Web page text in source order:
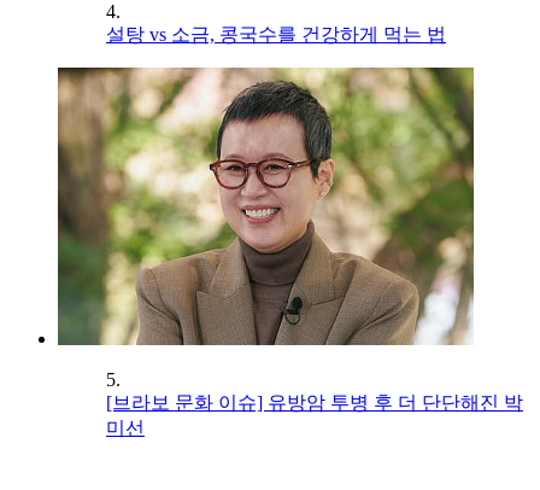
4.
설탕 vs 소금, 콩국수를 건강하게 먹는 법
5.
[브라보 문화 이슈] 유방암 투병 후 더 단단해진 박
미선